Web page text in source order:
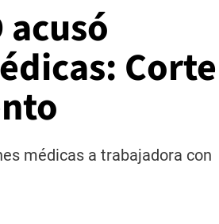
Corte
médicas a trabajadora con